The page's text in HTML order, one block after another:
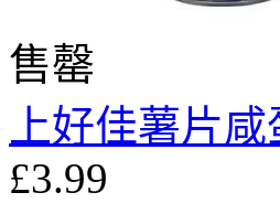
售罄
上好佳薯片
£3.99